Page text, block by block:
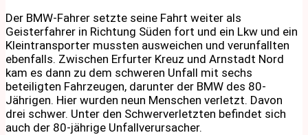
Der BMW-Fahrer setzte seine Fahrt weiter als
Geisterfahrer in Richtung Süden fort und ein Lkw und ein
Kleintransporter mussten ausweichen und verunfallten
ebenfalls. Zwischen Erfurter Kreuz und Arnstadt Nord
kam es dann zu dem schweren Unfall mit sechs
beteiligten Fahrzeugen, darunter der BMW des 80-
Jährigen. Hier wurden neun Menschen verletzt. Davon
drei schwer. Unter den Schwerverletzten befindet sich
auch der 80-jährige Unfallverursacher.